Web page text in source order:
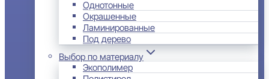
Однотонные
Окрашенные
Ламинированные
Под дерево
Выбор по материалу
Экополимер